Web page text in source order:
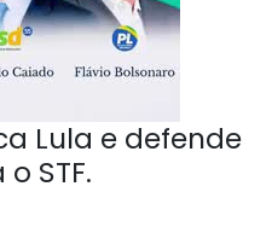
Lula e defende
STF.